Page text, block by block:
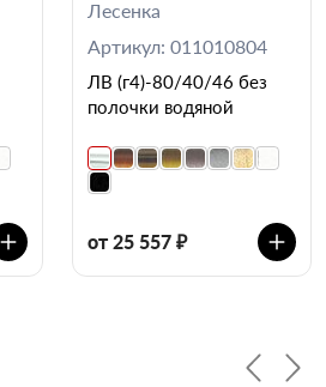
Лесенка
Артикул: 011010804
ЛВ (г4)-80/40/46 без
полочки водяной
от 25 557 ₽